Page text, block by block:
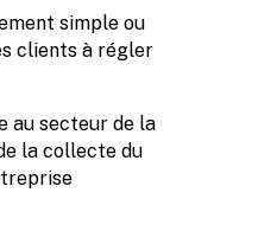
simple ou
clients à régler
au secteur de la
la collecte du